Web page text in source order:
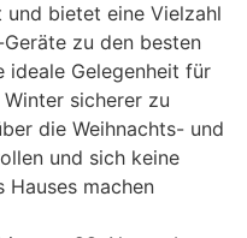
und bietet eine Vielzahl
zu den besten
ideale Gelegenheit für
sicherer zu
die Weihnachts- und
und sich keine
Hauses machen